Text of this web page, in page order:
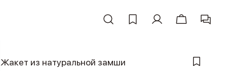
Жакет из натуральной замши